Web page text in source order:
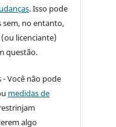
. Isso pode
sem, no entanto,
licenciante)
questão.
- Você não pode
medidas de
algo